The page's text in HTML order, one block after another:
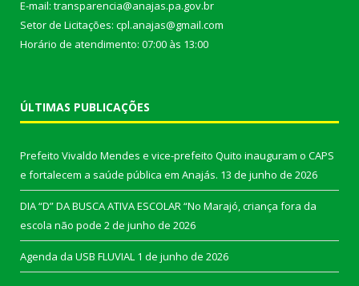
E-mail: transparencia@anajas.pa.gov.br
Setor de Licitações: cpl.anajas@gmail.com
Horário de atendimento: 07:00 às 13:00
ÚLTIMAS PUBLICAÇÕES
Prefeito Vivaldo Mendes e vice-prefeito Quito inauguram o CAPS
e fortalecem a saúde pública em Anajás. 13 de junho de 2026
DIA “D” DA BUSCA ATIVA ESCOLAR “No Marajó, criança fora da
escola não pode 2 de junho de 2026
Agenda da USB FLUVIAL 1 de junho de 2026